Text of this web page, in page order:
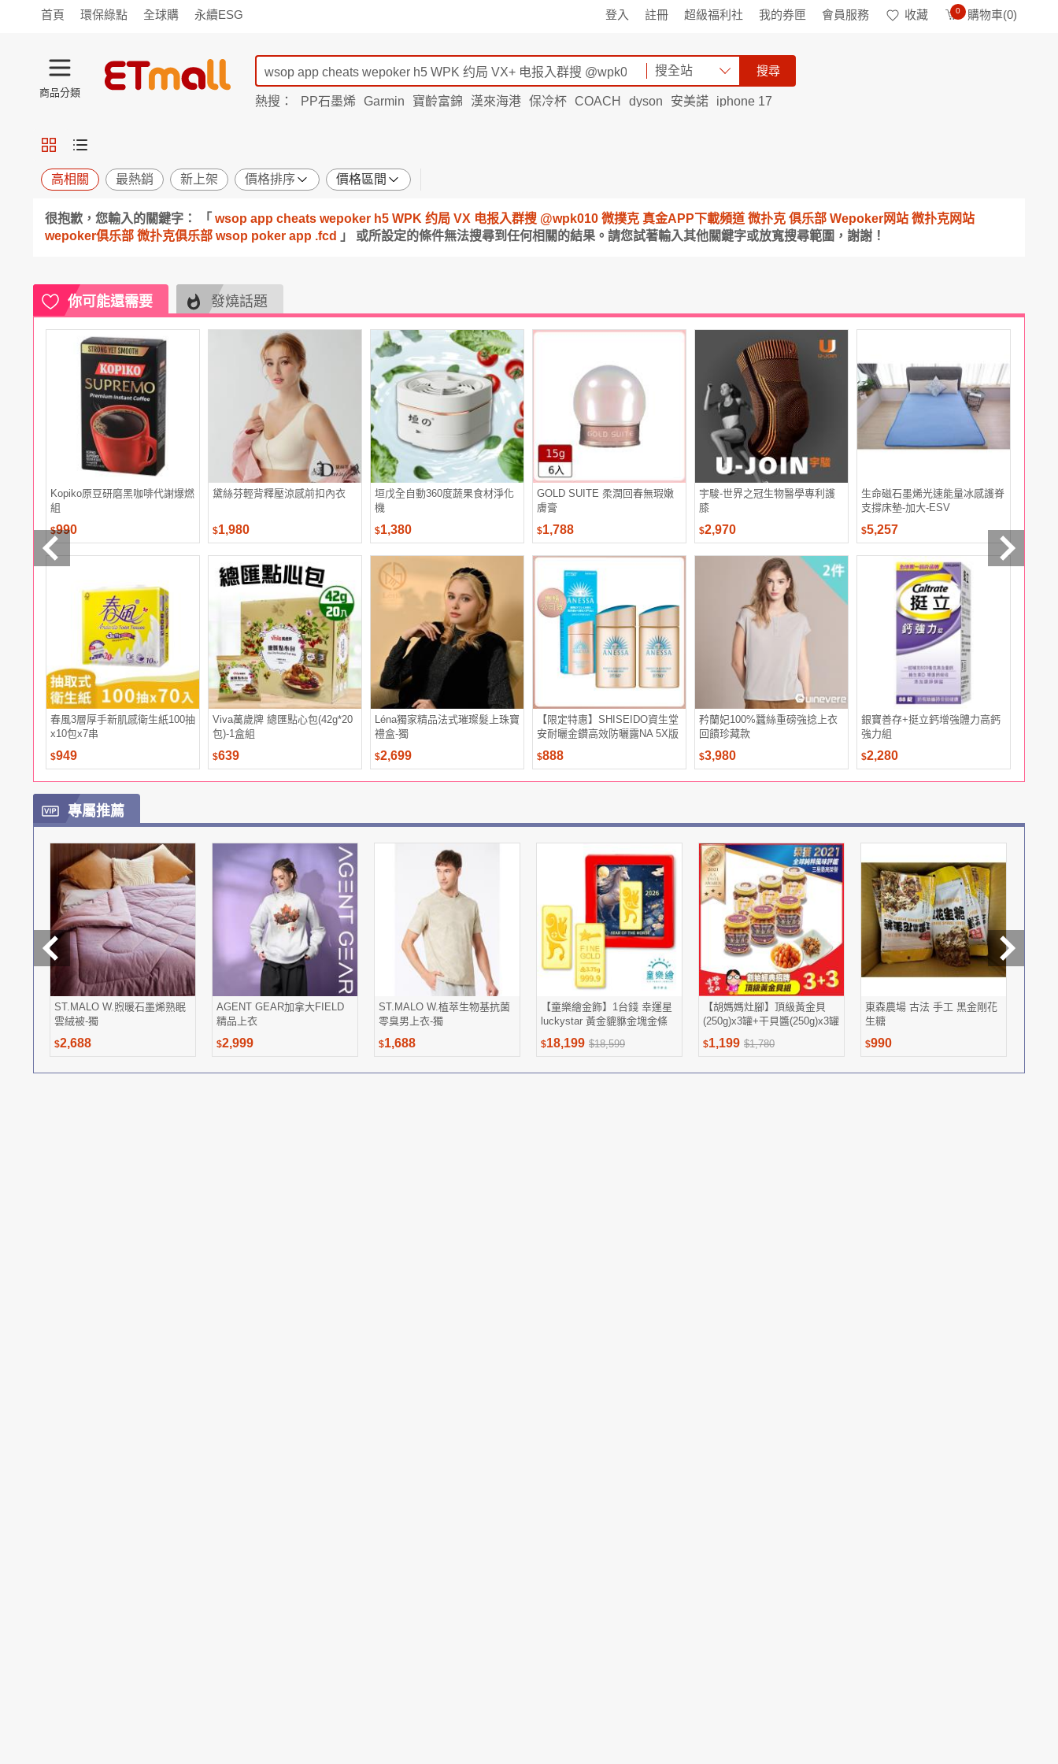
首頁 環保綠點 全球購 永續ESG 登入 註冊 超級福利社 我的券匣 會員服務 收藏 0 購物車(0)
商品分類
旅遊
寵物
保健
用品 機能
窈窕
日用
紙品 清潔
口腔
鍋具
杯瓶 廚衛
休閒
寢具
家具 收納
宗教
Apple
小米 手機平板
穿戴
電視 季節
廚房
週邊 電玩
耳機
彩妝 美髮 香氛
搜全站 搜尋
熱搜： PP石墨烯 Garmin 寶齡富錦 漢來海港 保冷杯 COACH dyson 安美諾
iphone 17
高相關 最熱銷 新上架 價格排序 價格區間
很抱歉，您輸入的關鍵字： 「 wsop app cheats wepoker h5 WPK 约局 VX 电报入群搜 @wpk010 微撲克 真金APP下載頻道 微扑克 俱乐部 Wepoker网站 微扑克网站
wepoker俱乐部 微扑克俱乐部 wsop poker app .fcd
」 或所設定的條件無法搜尋到任何相關的結果。請您試著輸入其他關鍵字或放寬搜尋範圍，謝謝！
你可能還需要 發燒話題
Kopiko原豆研磨黑咖啡代謝爆燃
組
$990
黛絲芬輕背釋壓涼感前扣內衣
$1,980
垣戊全自動360度蔬果食材淨化
機
$1,380
GOLD SUITE 柔潤回春無瑕嫩
膚膏
$1,788
宇駿-世界之冠生物醫學專利護
膝
$2,970
生命磁石墨烯光速能量冰感護脊
支撐床墊-加大-ESV
$5,257
春風3層厚手新肌感衛生紙100抽
x10包x7串
$949
Viva萬歲牌 總匯點心包(42g*20
包)-1盒組
$639
Léna獨家精品法式璀璨髮上珠寶
禮盒-獨
$2,699
【限定特惠】SHISEIDO資生堂
安耐曬金鑽高效防曬露NA 5X版
60mlx2
$888
矜蘭妃100%蠶絲重磅強捻上衣
回饋珍藏款
$3,980
銀寶善存+挺立鈣增強體力高鈣
強力組
$2,280
$1,111
專屬推薦
ST.MALO W.煦暖石墨烯熟眠
雲絨被-獨
$2,688
AGENT GEAR加拿大FIELD
精品上衣
$2,999
ST.MALO W.植萃生物基抗菌
零臭男上衣-獨
$1,688
【童樂繪金飾】1台錢 幸運星
luckystar 黃金貔貅金塊金條
(壹台錢3.75g)
$18,199 $18,599
【胡媽媽灶腳】頂級黃金貝
(250g)x3罐+干貝醬(250g)x3罐
$1,199 $1,780
東森農場 古法 手工 黑金剛花
生糖
$990